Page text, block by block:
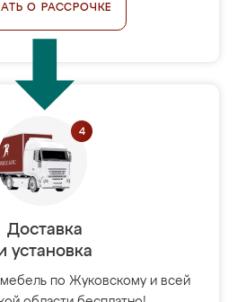
О РАССРОЧКЕ
Доставка
установка
по Жуковскому и всей